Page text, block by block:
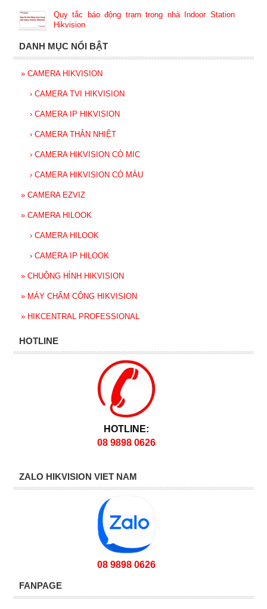
Quy tắc báo động trạm trong nhà Indoor Station
Hikvision
DANH MỤC NỔI BẬT
» CAMERA HIKVISION
› CAMERA TVI HIKVISION
› CAMERA IP HIKVISION
› CAMERA THÂN NHIỆT
› CAMERA HIKVISION CÓ MIC
› CAMERA HIKVISION CÓ MÀU
» CAMERA EZVIZ
» CAMERA HILOOK
› CAMERA HILOOK
› CAMERA IP HILOOK
» CHUÔNG HÌNH HIKVISION
» MÁY CHẤM CÔNG HIKVISION
» HIKCENTRAL PROFESSIONAL
HOTLINE
HOTLINE:
08 9898 0626
ZALO HIKVISION VIET NAM
08 9898 0626
FANPAGE